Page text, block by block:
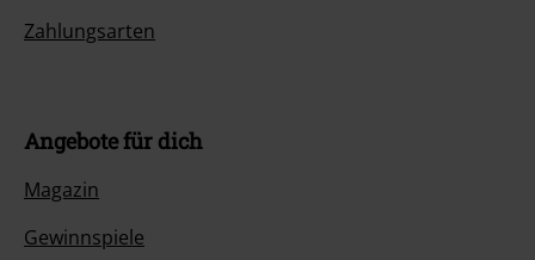
Zahlungsarten
Angebote für dich
Magazin
Gewinnspiele